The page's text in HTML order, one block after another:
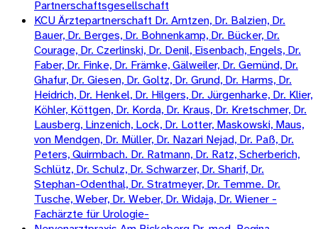
Partnerschaftsgesellschaft
KCU Ärztepartnerschaft Dr. Arntzen, Dr. Balzien, Dr.
Bauer, Dr. Berges, Dr. Bohnenkamp, Dr. Bücker, Dr.
Courage, Dr. Czerlinski, Dr. Denil, Eisenbach, Engels, Dr.
Faber, Dr. Finke, Dr. Främke, Gälweiler, Dr. Gemünd, Dr.
Ghafur, Dr. Giesen, Dr. Goltz, Dr. Grund, Dr. Harms, Dr.
Heidrich, Dr. Henkel, Dr. Hilgers, Dr. Jürgenharke, Dr. Klier,
Köhler, Köttgen, Dr. Korda, Dr. Kraus, Dr. Kretschmer, Dr.
Lausberg, Linzenich, Lock, Dr. Lotter, Maskowski, Maus,
von Mendgen, Dr. Müller, Dr. Nazari Nejad, Dr. Paß, Dr.
Peters, Quirmbach. Dr. Ratmann, Dr. Ratz, Scherberich,
Schlütz, Dr. Schulz, Dr. Schwarzer, Dr. Sharif, Dr.
Stephan-Odenthal, Dr. Stratmeyer, Dr. Temme. Dr.
Tusche, Weber, Dr. Weber, Dr. Widaja, Dr. Wiener -
Fachärzte für Urologie-